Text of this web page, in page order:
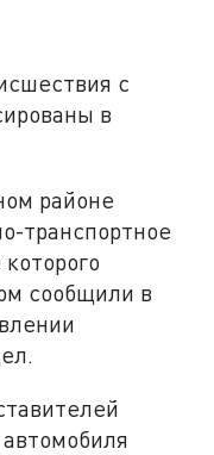
с
в
районе
транспортное
сообщили в